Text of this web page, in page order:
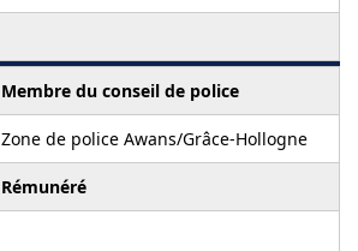
Membre du conseil de police
Zone de police Awans/Grâce-Hollogne
Rémunéré